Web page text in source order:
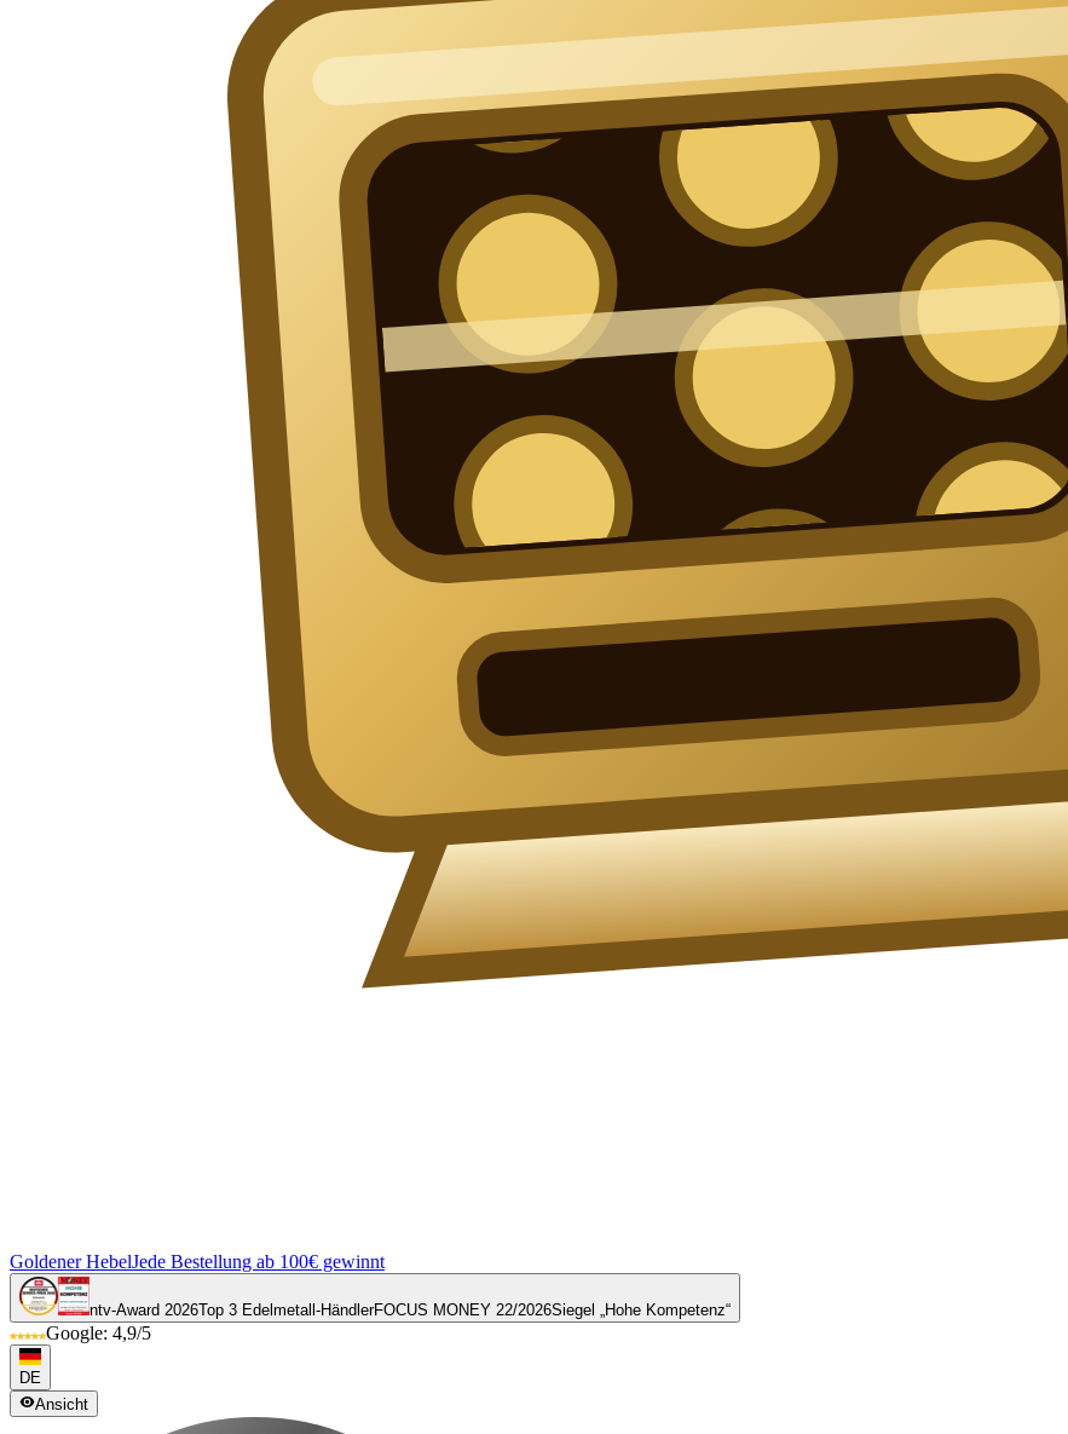
Goldener HebelJede Bestellung ab 100€ gewinnt
ntv-Award 2026Top 3 Edelmetall-HändlerFOCUS MONEY 22/2026Siegel „Hohe Kompetenz“
Google: 4,9/5
DE
Ansicht